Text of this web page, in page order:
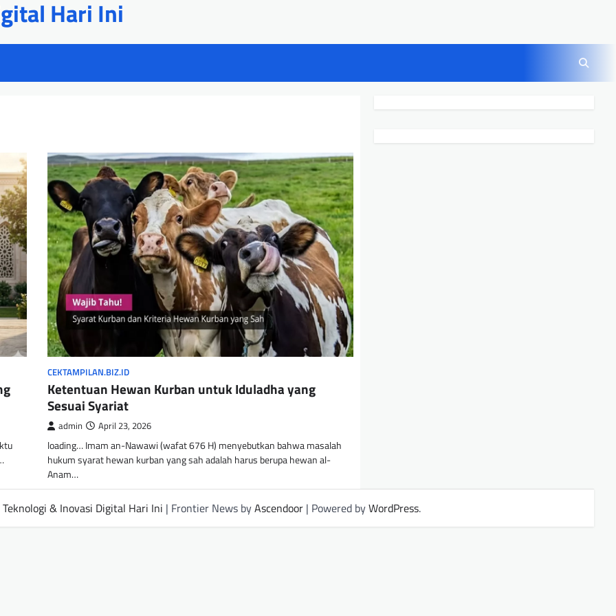
Hari Ini
CEKTAMPILAN.BIZ.ID
Ketentuan Hewan Kurban untuk Iduladha yang
Sesuai Syariat
admin April 23, 2026
loading… Imam an-Nawawi (wafat 676 H) menyebutkan bahwa masalah
hukum syarat hewan kurban yang sah adalah harus berupa hewan al-
Anam…
Teknologi & Inovasi Digital Hari Ini | Frontier News byAscendoor| Powered byWordPress.